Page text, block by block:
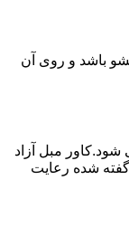
باشد و روی آن
شود.کاور مبل آزاد
شده رعایت